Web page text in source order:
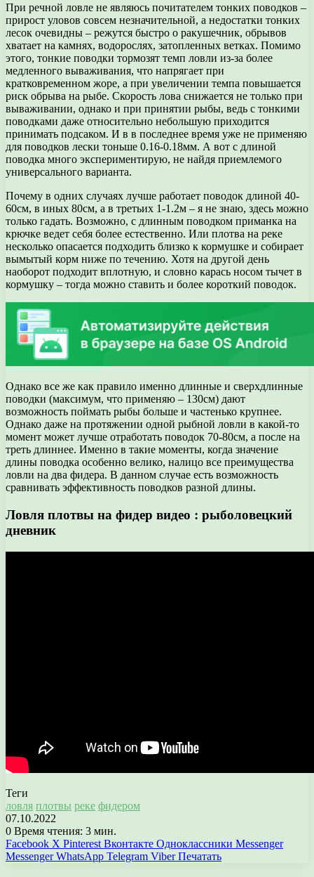
При речной ловле не являюсь почитателем тонких поводков –
прирост уловов совсем незначительной, а недостатки тонких
лесок очевидны – режутся быстро о ракушечник, обрывов
хватает на камнях, водорослях, затопленных ветках. Помимо
этого, тонкие поводки тормозят темп ловли из-за более
медленного вываживания, что напрягает при
кратковременном жоре, а при увеличении темпа повышается
риск обрыва на рыбе. Скорость лова снижается не только при
вываживании, однако и при принятии рыбы, ведь с тонкими
поводками даже относительно небольшую приходится
принимать подсаком. И в в последнее время уже не применяю
для поводков лески тоньше 0.16-0.18мм. А вот с длиной
поводка много экспериментирую, не найдя приемлемого
универсального варианта.
Почему в одних случаях лучше работает поводок длиной 40-
60см, в иных 80см, а в третьих 1-1.2м – я не знаю, здесь можно
только гадать. Возможно, с длинным поводком приманка на
крючке ведет себя более естественно. Или плотва на реке
несколько опасается подходить близко к кормушке и собирает
вымытый корм ниже по течению. Хотя на другой день
наоборот подходит вплотную, и словно карась носом тычет в
кормушку – тогда можно ставить и более короткий поводок.
Однако все же как правило именно длинные и сверхдлинные
поводки (максимум, что применяю – 130см) дают
возможность поймать рыбы больше и частенько крупнее.
Однако даже на протяжении одной рыбной ловли в какой-то
момент может лучше отработать поводок 70-80см, а после на
треть длиннее. Именно в такие моменты, когда значение
длины поводка особенно велико, налицо все преимущества
ловли на два фидера. В данном случае есть возможность
сравнивать эффективность поводков разной длины.
Ловля плотвы на фидер видео : рыболовецкий
дневник
Теги
ловля плотвы реке фидером
07.10.2022
0 Время чтения: 3 мин.
Facebook X Pinterest Вконтакте Одноклассники Messenger
Messenger WhatsApp Telegram Viber Печатать